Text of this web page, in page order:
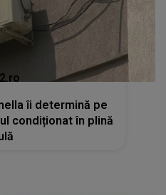
îi determină pe
condiționat în plină